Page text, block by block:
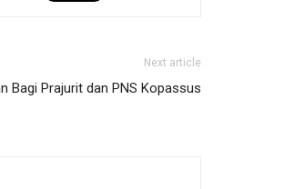
Next article
Bagi Prajurit dan PNS Kopassus